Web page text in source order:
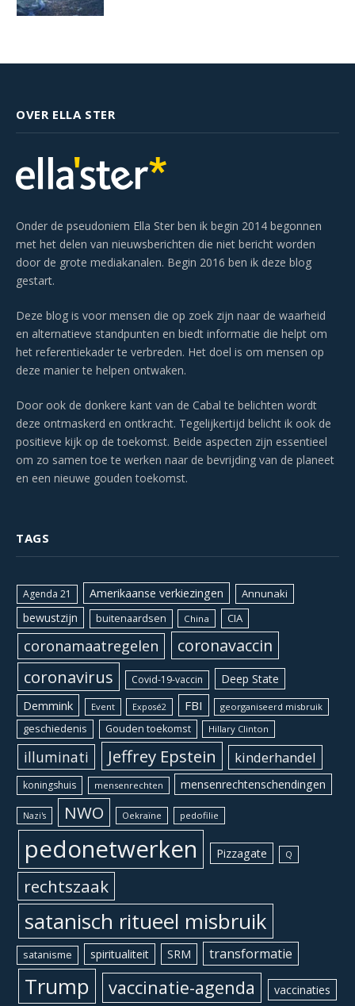
OVER ELLA STER
Onder de pseudoniem Ella Ster ben ik begin 2014 begonnen
met het delen van nieuwsberichten die niet bericht worden
door de grote mediakanalen. Begin 2016 ben ik deze blog
gestart.
Deze blog is voor mensen die op zoek zijn naar de waarheid
en alternatieve standpunten en biedt informatie die helpt om
het referentiekader te verbreden. Het doel is om mensen op
deze manier te helpen ontwaken.
Door ook de donkere kant van de Cabal te belichten wordt
deze ontmaskerd en ontkracht. Tegelijkertijd belicht ik ook de
positieve kijk op de toekomst. Beide aspecten zijn essentieel
om zo samen toe te werken naar de bevrijding van de planeet
en een nieuwe gouden toekomst.
TAGS
Agenda 21 Amerikaanse verkiezingen Annunaki
bewustzijn buitenaardsen China CIA
coronamaatregelen coronavaccin
coronavirus Covid-19-vaccin Deep State
Demmink Event Exposé2 FBI georganiseerd misbruik
geschiedenis Gouden toekomst Hillary Clinton
illuminati Jeffrey Epstein kinderhandel
koningshuis mensenrechten mensenrechtenschendingen
Nazi's NWO Oekraïne pedofilie
pedonetwerken Pizzagate Q
rechtszaak
satanisch ritueel misbruik
satanisme spiritualiteit SRM transformatie
Trump vaccinatie-agenda vaccinaties